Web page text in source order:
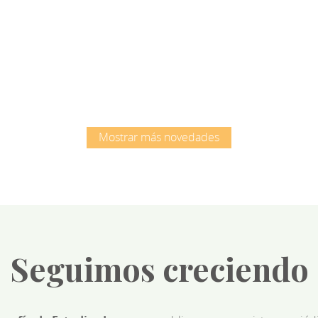
Mostrar más novedades
Seguimos creciendo